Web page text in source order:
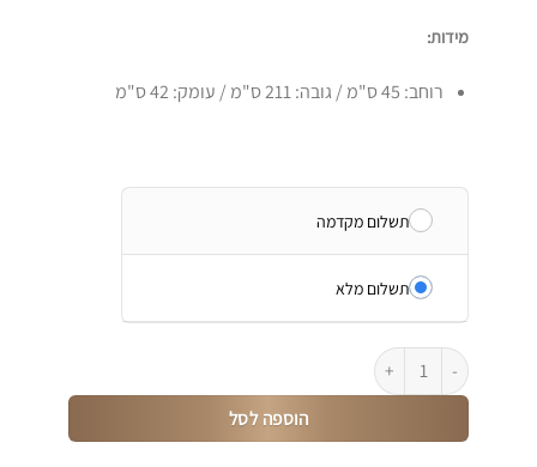
מידות:
רוחב: 45 ס"מ / גובה: 211 ס"מ / עומק: 42 ס"מ
תשלום מקדמה
תשלום מלא
כמות של כוננית ארון הרחבה לצד מיטת קיר דגם CS12
הוספה לסל